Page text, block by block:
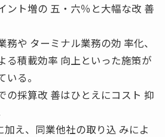
ント増の 五・六％と大幅な改 善
や ターミナル業務の効 率化、
る積載効率 向上といった施策が
る。
の採算改 善はひとえにコスト 抑
え、同業他社の取り込 みによ